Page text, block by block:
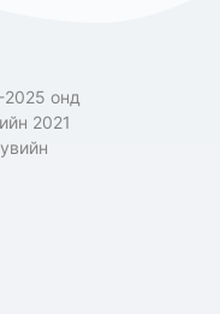
онд
2021